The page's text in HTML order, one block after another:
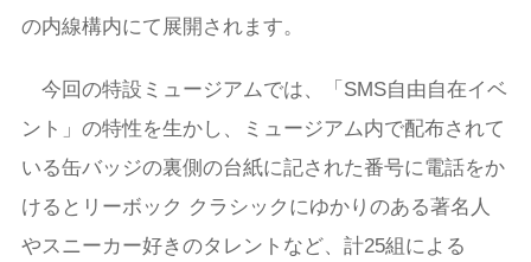
の内線構内にて展開されます。
今回の特設ミュージアムでは、「SMS自由自在イベ
ント」の特性を生かし、ミュージアム内で配布されて
いる缶バッジの裏側の台紙に記された番号に電話をか
けるとリーボック クラシックにゆかりのある著名人
やスニーカー好きのタレントなど、計25組による